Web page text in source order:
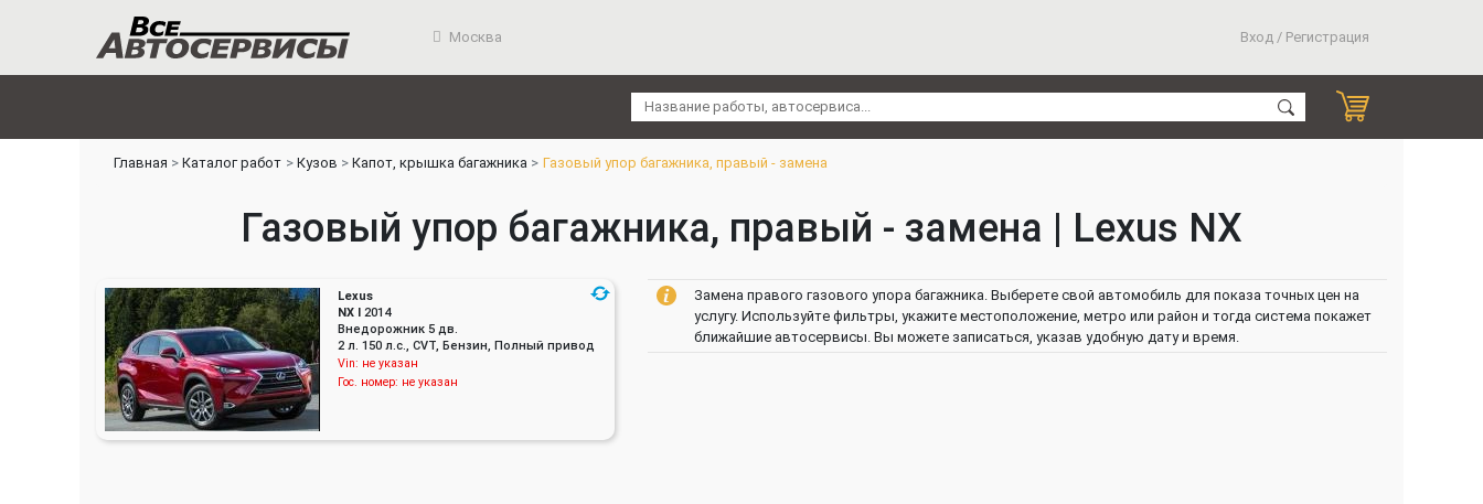
Москва Вход / Регистрация
Главная Каталог работ Кузов Капот, крышка багажника Газовый упор багажника, правый - замена
Газовый упор багажника, правый - замена | Lexus NX
Lexus
NX I 2014
Внедорожник 5 дв.
2 л. 150 л.с., CVT, Бензин, Полный привод
Vin: не указан
Гос. номер: не указан
Замена правого газового упора багажника. Выберете свой автомобиль для показа точных цен на
услугу. Используйте фильтры, укажите местоположение, метро или район и тогда система покажет
ближайшие автосервисы. Вы можете записаться, указав удобную дату и время.